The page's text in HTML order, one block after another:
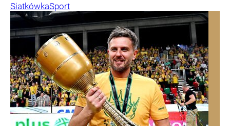
SiatkówkaSport